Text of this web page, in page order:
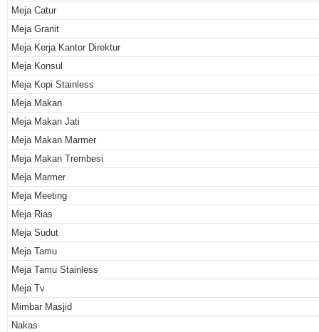
Meja Catur
Meja Granit
Meja Kerja Kantor Direktur
Meja Konsul
Meja Kopi Stainless
Meja Makan
Meja Makan Jati
Meja Makan Marmer
Meja Makan Trembesi
Meja Marmer
Meja Meeting
Meja Rias
Meja Sudut
Meja Tamu
Meja Tamu Stainless
Meja Tv
Mimbar Masjid
Nakas